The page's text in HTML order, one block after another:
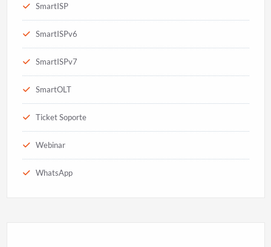
SmartISP
SmartISPv6
SmartISPv7
SmartOLT
Ticket Soporte
Webinar
WhatsApp